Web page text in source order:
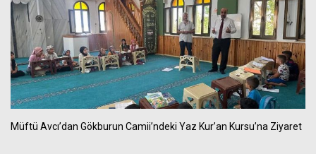
Müftü Avcı’dan Gökburun Camii’ndeki Yaz Kur’an Kursu’na Ziyaret